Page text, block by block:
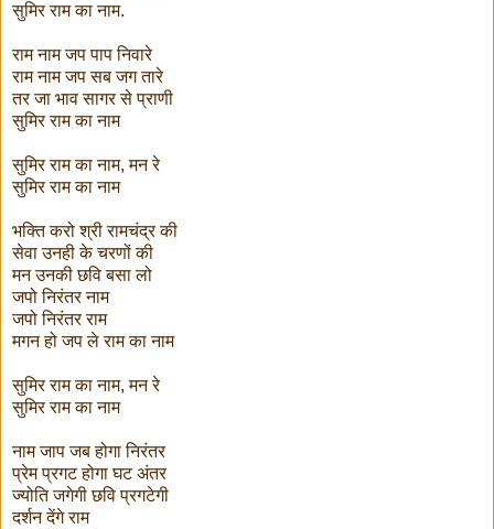
सुमिर राम का नाम.
राम नाम जप पाप निवारे
राम नाम जप सब जग तारे
तर जा भाव सागर से प्राणी
सुमिर राम का नाम
सुमिर राम का नाम, मन रे
सुमिर राम का नाम
भक्ति करो श्री रामचंद्र की
सेवा उनही के चरणों की
मन उनकी छवि बसा लो
जपो निरंतर नाम
जपो निरंतर राम
मगन हो जप ले राम का नाम
सुमिर राम का नाम, मन रे
सुमिर राम का नाम
नाम जाप जब होगा निरंतर
प्रेम प्रगट होगा घट अंतर
ज्योति जगेगी छवि प्रगटेगी
दर्शन देंगे राम